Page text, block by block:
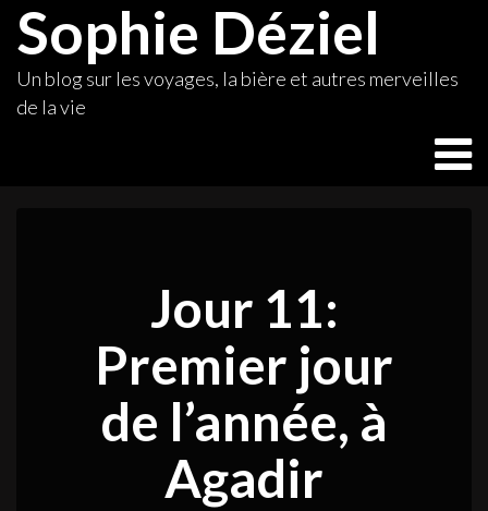
SkipSophie Déziel
Un blog sur les voyages, la bière et autres merveilles
de la vie
Jour 11:
Premier jour
de l’année, à
Agadir